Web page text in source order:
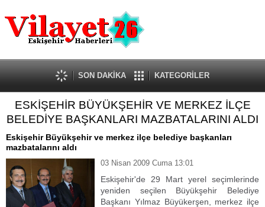
Güncel
Ekonomi
Politika
Eğitim
Spor
Kültür-Sanat
Dünya
Röportaj
Tanıtım Yazısı
SON DAKİKA KATEGORİLER
ESKİŞEHİR BÜYÜKŞEHİR VE MERKEZ İLÇE
BELEDİYE BAŞKANLARI MAZBATALARINI ALDI
Eskişehir Büyükşehir ve merkez ilçe belediye başkanları
mazbatalarını aldı
03 Nisan 2009 Cuma 13:01
Eskişehir'de 29 Mart yerel seçimlerinde
yeniden seçilen Büyükşehir Belediye
Başkanı Yılmaz Büyükerşen, merkez ilçe